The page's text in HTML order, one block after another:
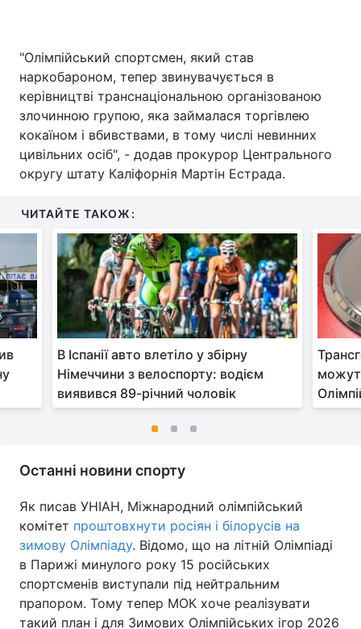
"Олімпійський спортсмен, який став
наркобароном, тепер звинувачується в
керівництві транснаціональною організованою
злочинною групою, яка займалася торгівлею
кокаїном і вбивствами, в тому числі невинних
цивільних осіб", - додав прокурор Центрального
округу штату Каліфорнія Мартін Естрада.
ЧИТАЙТЕ ТАКОЖ:
В Іспанії авто влетіло у збірну
Німеччини з велоспорту: водієм
виявився 89-річний чоловік
Останні новини спорту
Як писав УНІАН, Міжнародний олімпійський
комітет проштовхнути росіян і білорусів на
зимову Олімпіаду. Відомо, що на літній Олімпіаді
в Парижі минулого року 15 російських
спортсменів виступали під нейтральним
прапором. Тому тепер МОК хоче реалізувати
такий план і для Зимових Олімпійських ігор 2026